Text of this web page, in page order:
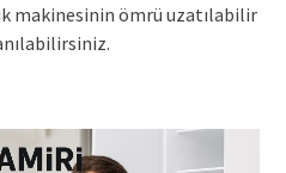
makinesinin ömrü uzatılabilir